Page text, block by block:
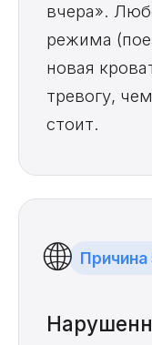
вчера».
режима
новая
тревогу,
стоит.
🌐 Причина